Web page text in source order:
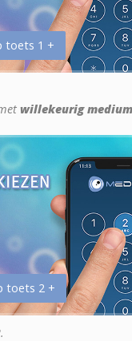
toets 1 +
willekeurig medium
toets 2 +